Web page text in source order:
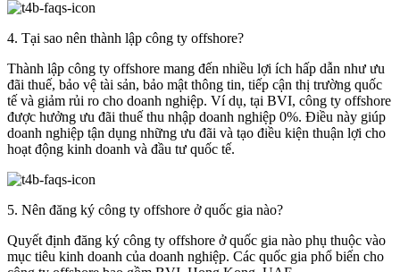
4. Tại sao nên thành lập công ty offshore?
Thành lập công ty offshore mang đến nhiều lợi ích hấp dẫn như ưu
đãi thuế, bảo vệ tài sản, bảo mật thông tin, tiếp cận thị trường quốc
tế và giảm rủi ro cho doanh nghiệp. Ví dụ, tại BVI, công ty offshore
được hưởng ưu đãi thuế thu nhập doanh nghiệp 0%. Điều này giúp
doanh nghiệp tận dụng những ưu đãi và tạo điều kiện thuận lợi cho
hoạt động kinh doanh và đầu tư quốc tế.
5. Nên đăng ký công ty offshore ở quốc gia nào?
Quyết định đăng ký công ty offshore ở quốc gia nào phụ thuộc vào
mục tiêu kinh doanh của doanh nghiệp. Các quốc gia phổ biến cho